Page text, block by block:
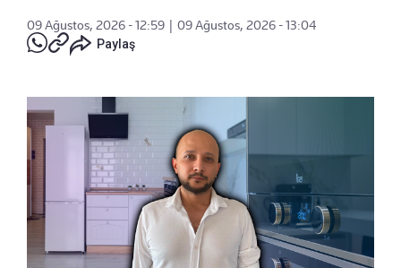
09 Ağustos, 2026 - 12:59
09 Ağustos, 2026 - 13:04
Paylaş